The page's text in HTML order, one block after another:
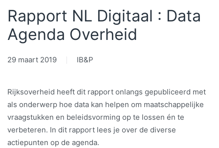
Rapport NL Digitaal : Data
Agenda Overheid
29 maart 2019 IB&P
Rijksoverheid heeft dit rapport onlangs gepubliceerd met
als onderwerp hoe data kan helpen om maatschappelijke
vraagstukken en beleidsvorming op te lossen én te
verbeteren. In dit rapport lees je over de diverse
actiepunten op de agenda.